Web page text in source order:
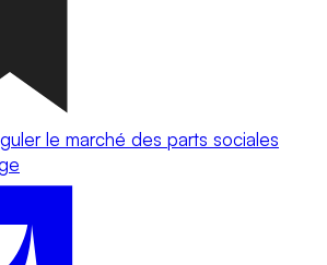
le marché des parts sociales